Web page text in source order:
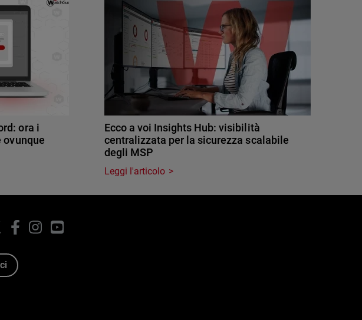
ora i
ovunque
Ecco a voi Insights Hub: visibilità
centralizzata per la sicurezza scalabile
degli MSP
Leggi l'articolo
Facebook
InstagramYouTube